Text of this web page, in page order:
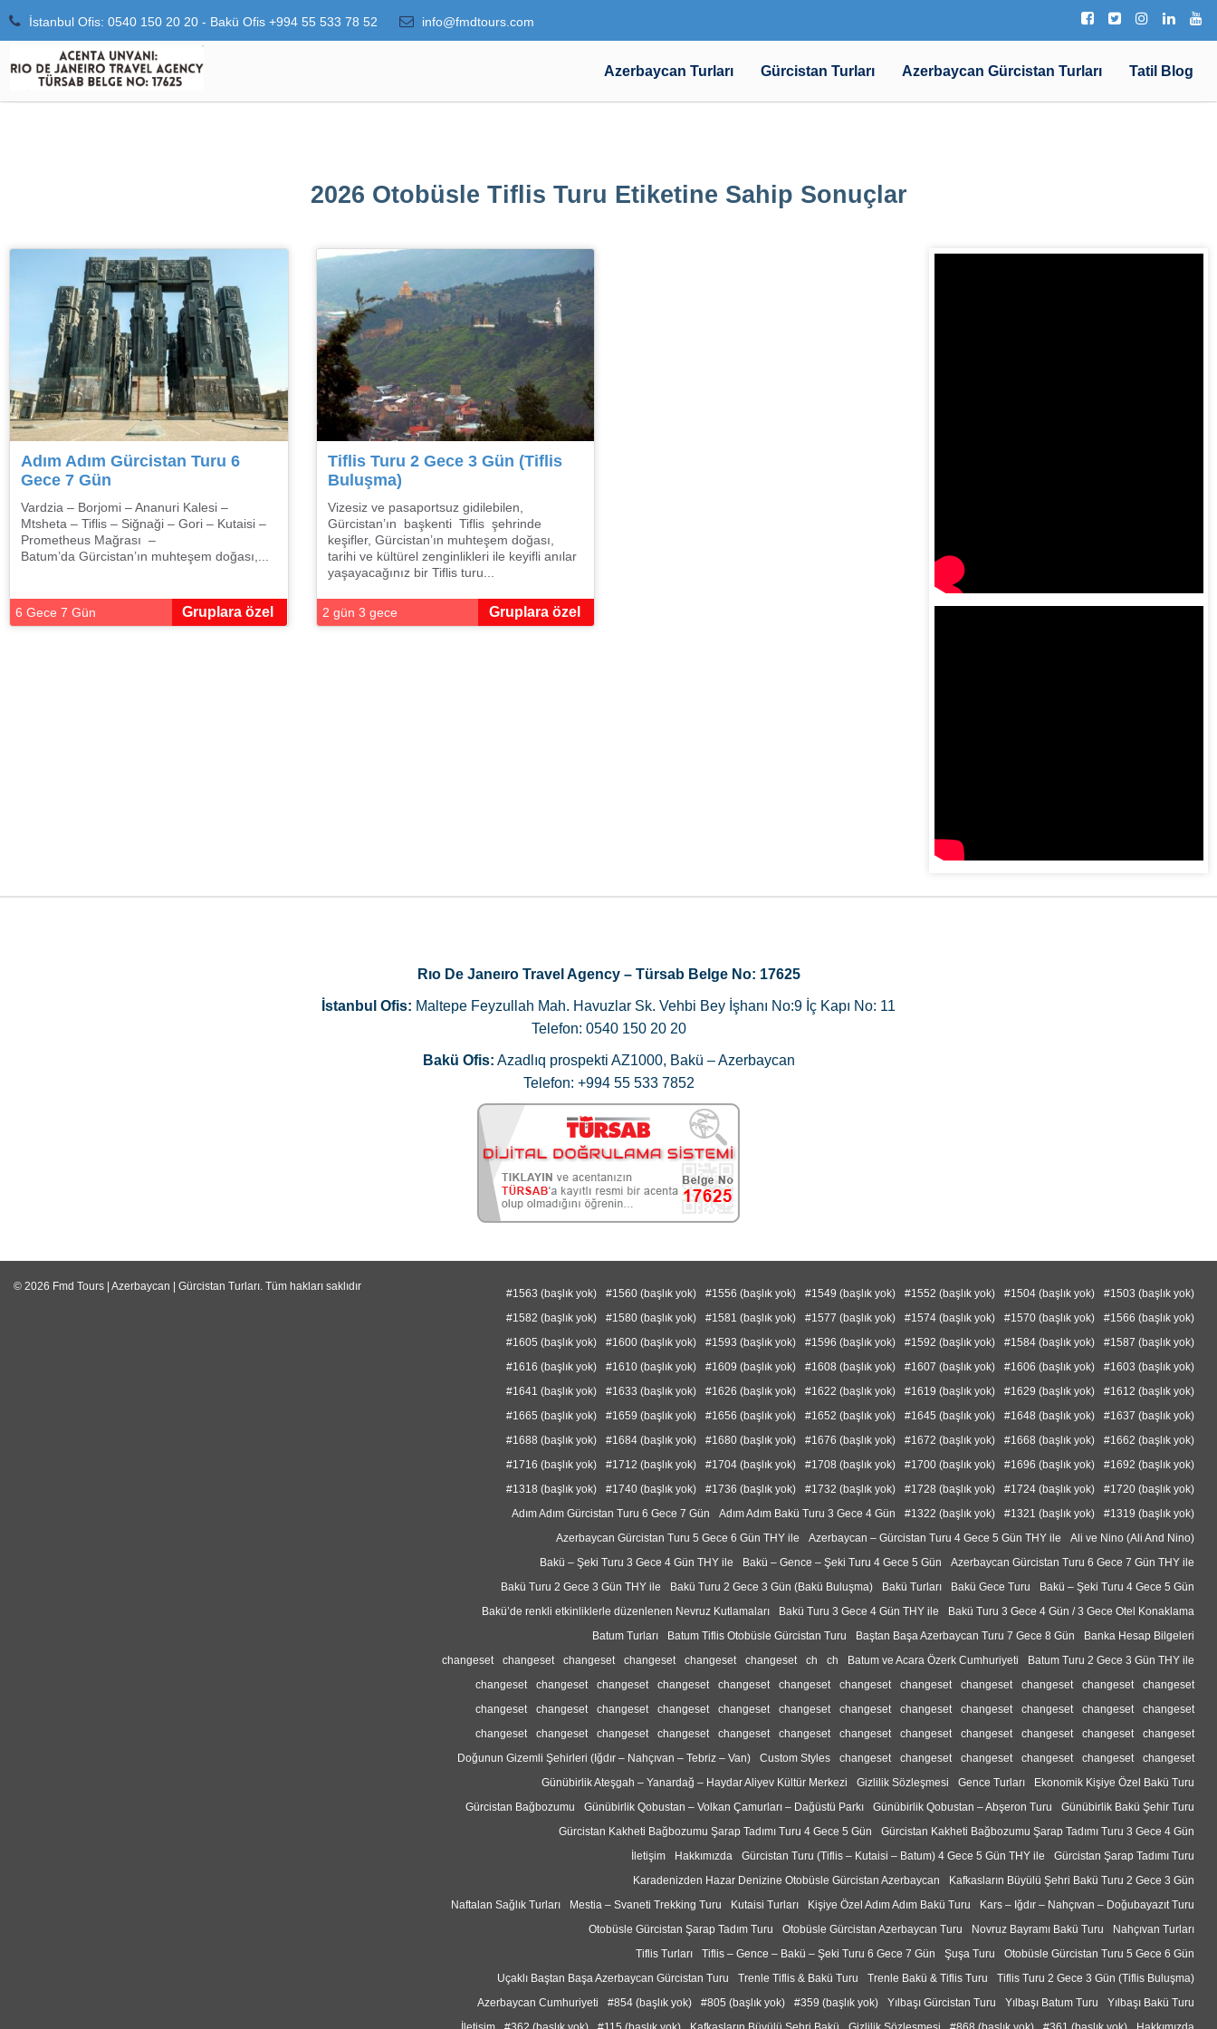
İstanbul Ofis: 0540 150 20 20 - Bakü Ofis +994 55 533 78 52 info@fmdtours.com
Azerbaycan Turları Gürcistan Turları Azerbaycan Gürcistan Turları Tatil Blog
2026 Otobüsle Tiflis Turu Etiketine Sahip Sonuçlar
Adım Adım Gürcistan Turu 6
Gece 7 Gün
Vardzia – Borjomi – Ananuri Kalesi –
Mtsheta – Tiflis – Siğnaği – Gori – Kutaisi –
Prometheus Mağrası –
Batum’da Gürcistan’ın muhteşem doğası,...
6 Gece 7 Gün Gruplara özel
Tiflis Turu 2 Gece 3 Gün (Tiflis
Buluşma)
Vizesiz ve pasaportsuz gidilebilen,
Gürcistan’ın başkenti Tiflis şehrinde
keşifler, Gürcistan’ın muhteşem doğası,
tarihi ve kültürel zenginlikleri ile keyifli anılar
yaşayacağınız bir Tiflis turu...
2 gün 3 gece Gruplara özel
Rıo De Janeıro Travel Agency – Türsab Belge No: 17625
İstanbul Ofis: Maltepe Feyzullah Mah. Havuzlar Sk. Vehbi Bey İşhanı No:9 İç Kapı No: 11
Telefon: 0540 150 20 20
Bakü Ofis: Azadlıq prospekti AZ1000, Bakü – Azerbaycan
Telefon: +994 55 533 7852
© 2026 Fmd Tours | Azerbaycan | Gürcistan Turları . Tüm hakları saklıdır
#1503 (başlık yok)
#1504 (başlık yok)
#1552 (başlık yok)
#1549 (başlık yok)
#1556 (başlık yok)
#1560 (başlık yok)
#1563 (başlık yok)
#1566 (başlık yok)
#1570 (başlık yok)
#1574 (başlık yok)
#1577 (başlık yok)
#1581 (başlık yok)
#1580 (başlık yok)
#1582 (başlık yok)
#1587 (başlık yok)
#1584 (başlık yok)
#1592 (başlık yok)
#1596 (başlık yok)
#1593 (başlık yok)
#1600 (başlık yok)
#1605 (başlık yok)
#1603 (başlık yok)
#1606 (başlık yok)
#1607 (başlık yok)
#1608 (başlık yok)
#1609 (başlık yok)
#1610 (başlık yok)
#1616 (başlık yok)
#1612 (başlık yok)
#1629 (başlık yok)
#1619 (başlık yok)
#1622 (başlık yok)
#1626 (başlık yok)
#1633 (başlık yok)
#1641 (başlık yok)
#1637 (başlık yok)
#1648 (başlık yok)
#1645 (başlık yok)
#1652 (başlık yok)
#1656 (başlık yok)
#1659 (başlık yok)
#1665 (başlık yok)
#1662 (başlık yok)
#1668 (başlık yok)
#1672 (başlık yok)
#1676 (başlık yok)
#1680 (başlık yok)
#1684 (başlık yok)
#1688 (başlık yok)
#1692 (başlık yok)
#1696 (başlık yok)
#1700 (başlık yok)
#1708 (başlık yok)
#1704 (başlık yok)
#1712 (başlık yok)
#1716 (başlık yok)
#1720 (başlık yok)
#1724 (başlık yok)
#1728 (başlık yok)
#1732 (başlık yok)
#1736 (başlık yok)
#1740 (başlık yok)
#1318 (başlık yok)
#1319 (başlık yok)
#1321 (başlık yok)
#1322 (başlık yok)
Adım Adım Bakü Turu 3 Gece 4 Gün
Adım Adım Gürcistan Turu 6 Gece 7 Gün
Ali ve Nino (Ali And Nino)
Azerbaycan – Gürcistan Turu 4 Gece 5 Gün THY ile
Azerbaycan Gürcistan Turu 5 Gece 6 Gün THY ile
Azerbaycan Gürcistan Turu 6 Gece 7 Gün THY ile
Bakü – Gence – Şeki Turu 4 Gece 5 Gün
Bakü – Şeki Turu 3 Gece 4 Gün THY ile
Bakü – Şeki Turu 4 Gece 5 Gün
Bakü Gece Turu
Bakü Turları
Bakü Turu 2 Gece 3 Gün (Bakü Buluşma)
Bakü Turu 2 Gece 3 Gün THY ile
Bakü Turu 3 Gece 4 Gün / 3 Gece Otel Konaklama
Bakü Turu 3 Gece 4 Gün THY ile
Bakü’de renkli etkinliklerle düzenlenen Nevruz Kutlamaları
Banka Hesap Bilgeleri
Baştan Başa Azerbaycan Turu 7 Gece 8 Gün
Batum Tiflis Otobüsle Gürcistan Turu
Batum Turları
Batum Turu 2 Gece 3 Gün THY ile
Batum ve Acara Özerk Cumhuriyeti
ch
ch
changeset
changeset
changeset
changeset
changeset
changeset
changeset
changeset
changeset
changeset
changeset
changeset
changeset
changeset
changeset
changeset
changeset
changeset
changeset
changeset
changeset
changeset
changeset
changeset
changeset
changeset
changeset
changeset
changeset
changeset
changeset
changeset
changeset
changeset
changeset
changeset
changeset
changeset
changeset
changeset
changeset
changeset
changeset
changeset
changeset
changeset
changeset
changeset
Custom Styles
Doğunun Gizemli Şehirleri (Iğdır – Nahçıvan – Tebriz – Van)
Ekonomik Kişiye Özel Bakü Turu
Gence Turları
Gizlilik Sözleşmesi
Günübirlik Ateşgah – Yanardağ – Haydar Aliyev Kültür Merkezi
Günübirlik Bakü Şehir Turu
Günübirlik Qobustan – Abşeron Turu
Günübirlik Qobustan – Volkan Çamurları – Dağüstü Parkı
Gürcistan Bağbozumu
Gürcistan Kakheti Bağbozumu Şarap Tadımı Turu 3 Gece 4 Gün
Gürcistan Kakheti Bağbozumu Şarap Tadımı Turu 4 Gece 5 Gün
Gürcistan Şarap Tadımı Turu
Gürcistan Turu (Tiflis – Kutaisi – Batum) 4 Gece 5 Gün THY ile
Hakkımızda
İletişim
Kafkasların Büyülü Şehri Bakü Turu 2 Gece 3 Gün
Karadenizden Hazar Denizine Otobüsle Gürcistan Azerbaycan
Kars – Iğdır – Nahçıvan – Doğubayazıt Turu
Kişiye Özel Adım Adım Bakü Turu
Kutaisi Turları
Mestia – Svaneti Trekking Turu
Naftalan Sağlık Turları
Nahçıvan Turları
Novruz Bayramı Bakü Turu
Otobüsle Gürcistan Azerbaycan Turu
Otobüsle Gürcistan Şarap Tadım Turu
Otobüsle Gürcistan Turu 5 Gece 6 Gün
Şuşa Turu
Tiflis – Gence – Bakü – Şeki Turu 6 Gece 7 Gün
Tiflis Turları
Tiflis Turu 2 Gece 3 Gün (Tiflis Buluşma)
Trenle Bakü & Tiflis Turu
Trenle Tiflis & Bakü Turu
Uçaklı Baştan Başa Azerbaycan Gürcistan Turu
Yılbaşı Bakü Turu
Yılbaşı Batum Turu
Yılbaşı Gürcistan Turu
#359 (başlık yok)
#805 (başlık yok)
#854 (başlık yok)
Azerbaycan Cumhuriyeti